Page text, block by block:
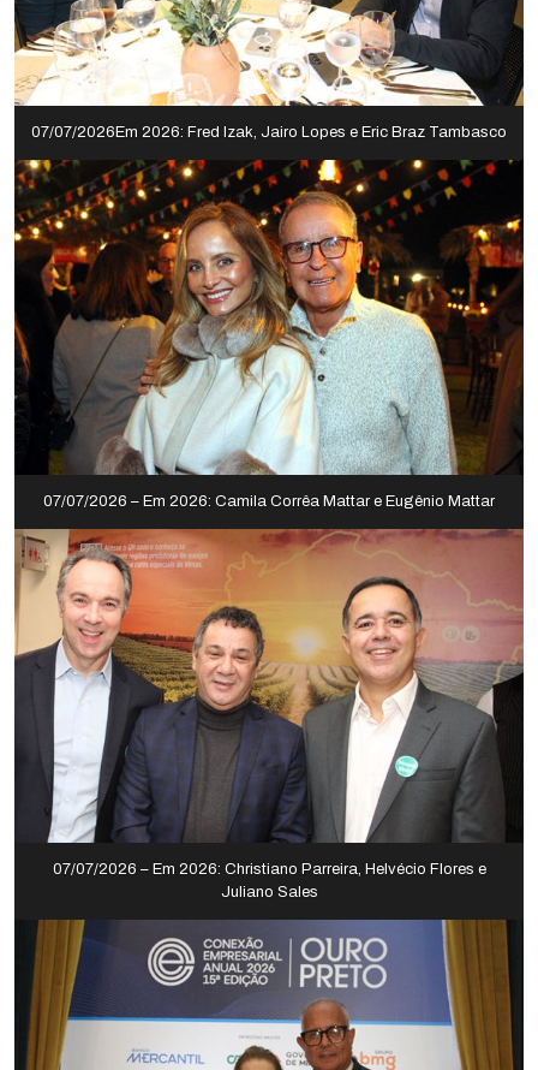
07/07/2026Em 2026: Fred Izak, Jairo Lopes e Eric Braz Tambasco
07/07/2026 – Em 2026: Camila Corrêa Mattar e Eugênio Mattar
07/07/2026 – Em 2026: Christiano Parreira, Helvécio Flores e
Juliano Sales